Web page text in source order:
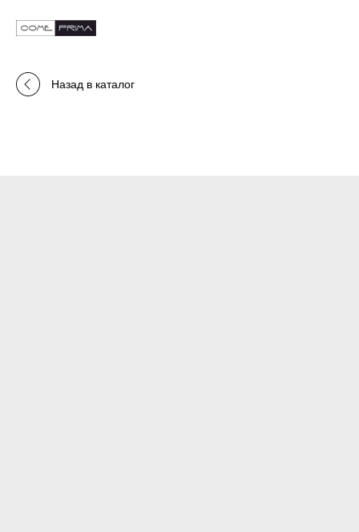
Назад в каталог